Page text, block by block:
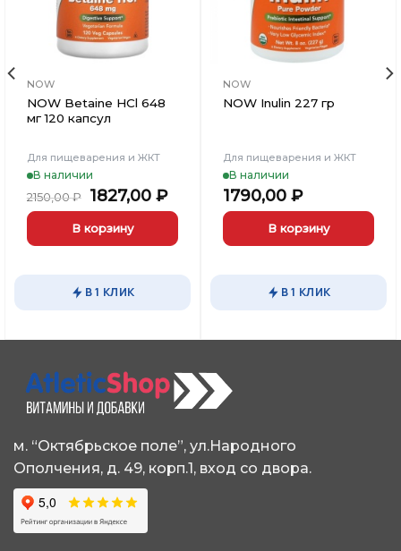
NOW
NOW Betaine HCl 648
мг 120 капсул
Для пищеварения и ЖКТ
В наличии
2150,00₽
Первоначальная
цена
составляла
2150,00 ₽.
1827,00 ₽Текущая
цена:
В корзину
В 1 КЛИК
NOW
NOW Inulin 227 гр
Для пищеварения и ЖКТ
В наличии
1790,00 ₽
В корзину
В 1 КЛИК
м. “Октябрьское поле”, ул.Народного
Ополчения, д. 49, корп.1, вход со двора.